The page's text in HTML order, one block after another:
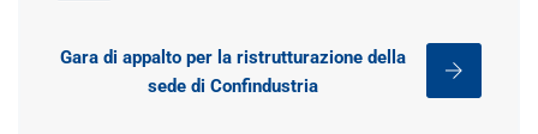
Gara di appalto per la ristrutturazione della
sede di Confindustria